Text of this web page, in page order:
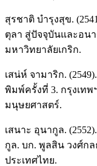
สุรชาติ บำรุงสุข.
ตุลา สู่ปัจจุบันและอน
มหาวิทยาลัยเกริก.
เสน่ห์ จามาริก.
พิมพ์ครั้งที่ 3. กรุงเท
มนุษยศาสตร์.
เสนาะ อุนากูล.
กูล. บก. พูลสิน วงศ์ก
ประเทศไทย.